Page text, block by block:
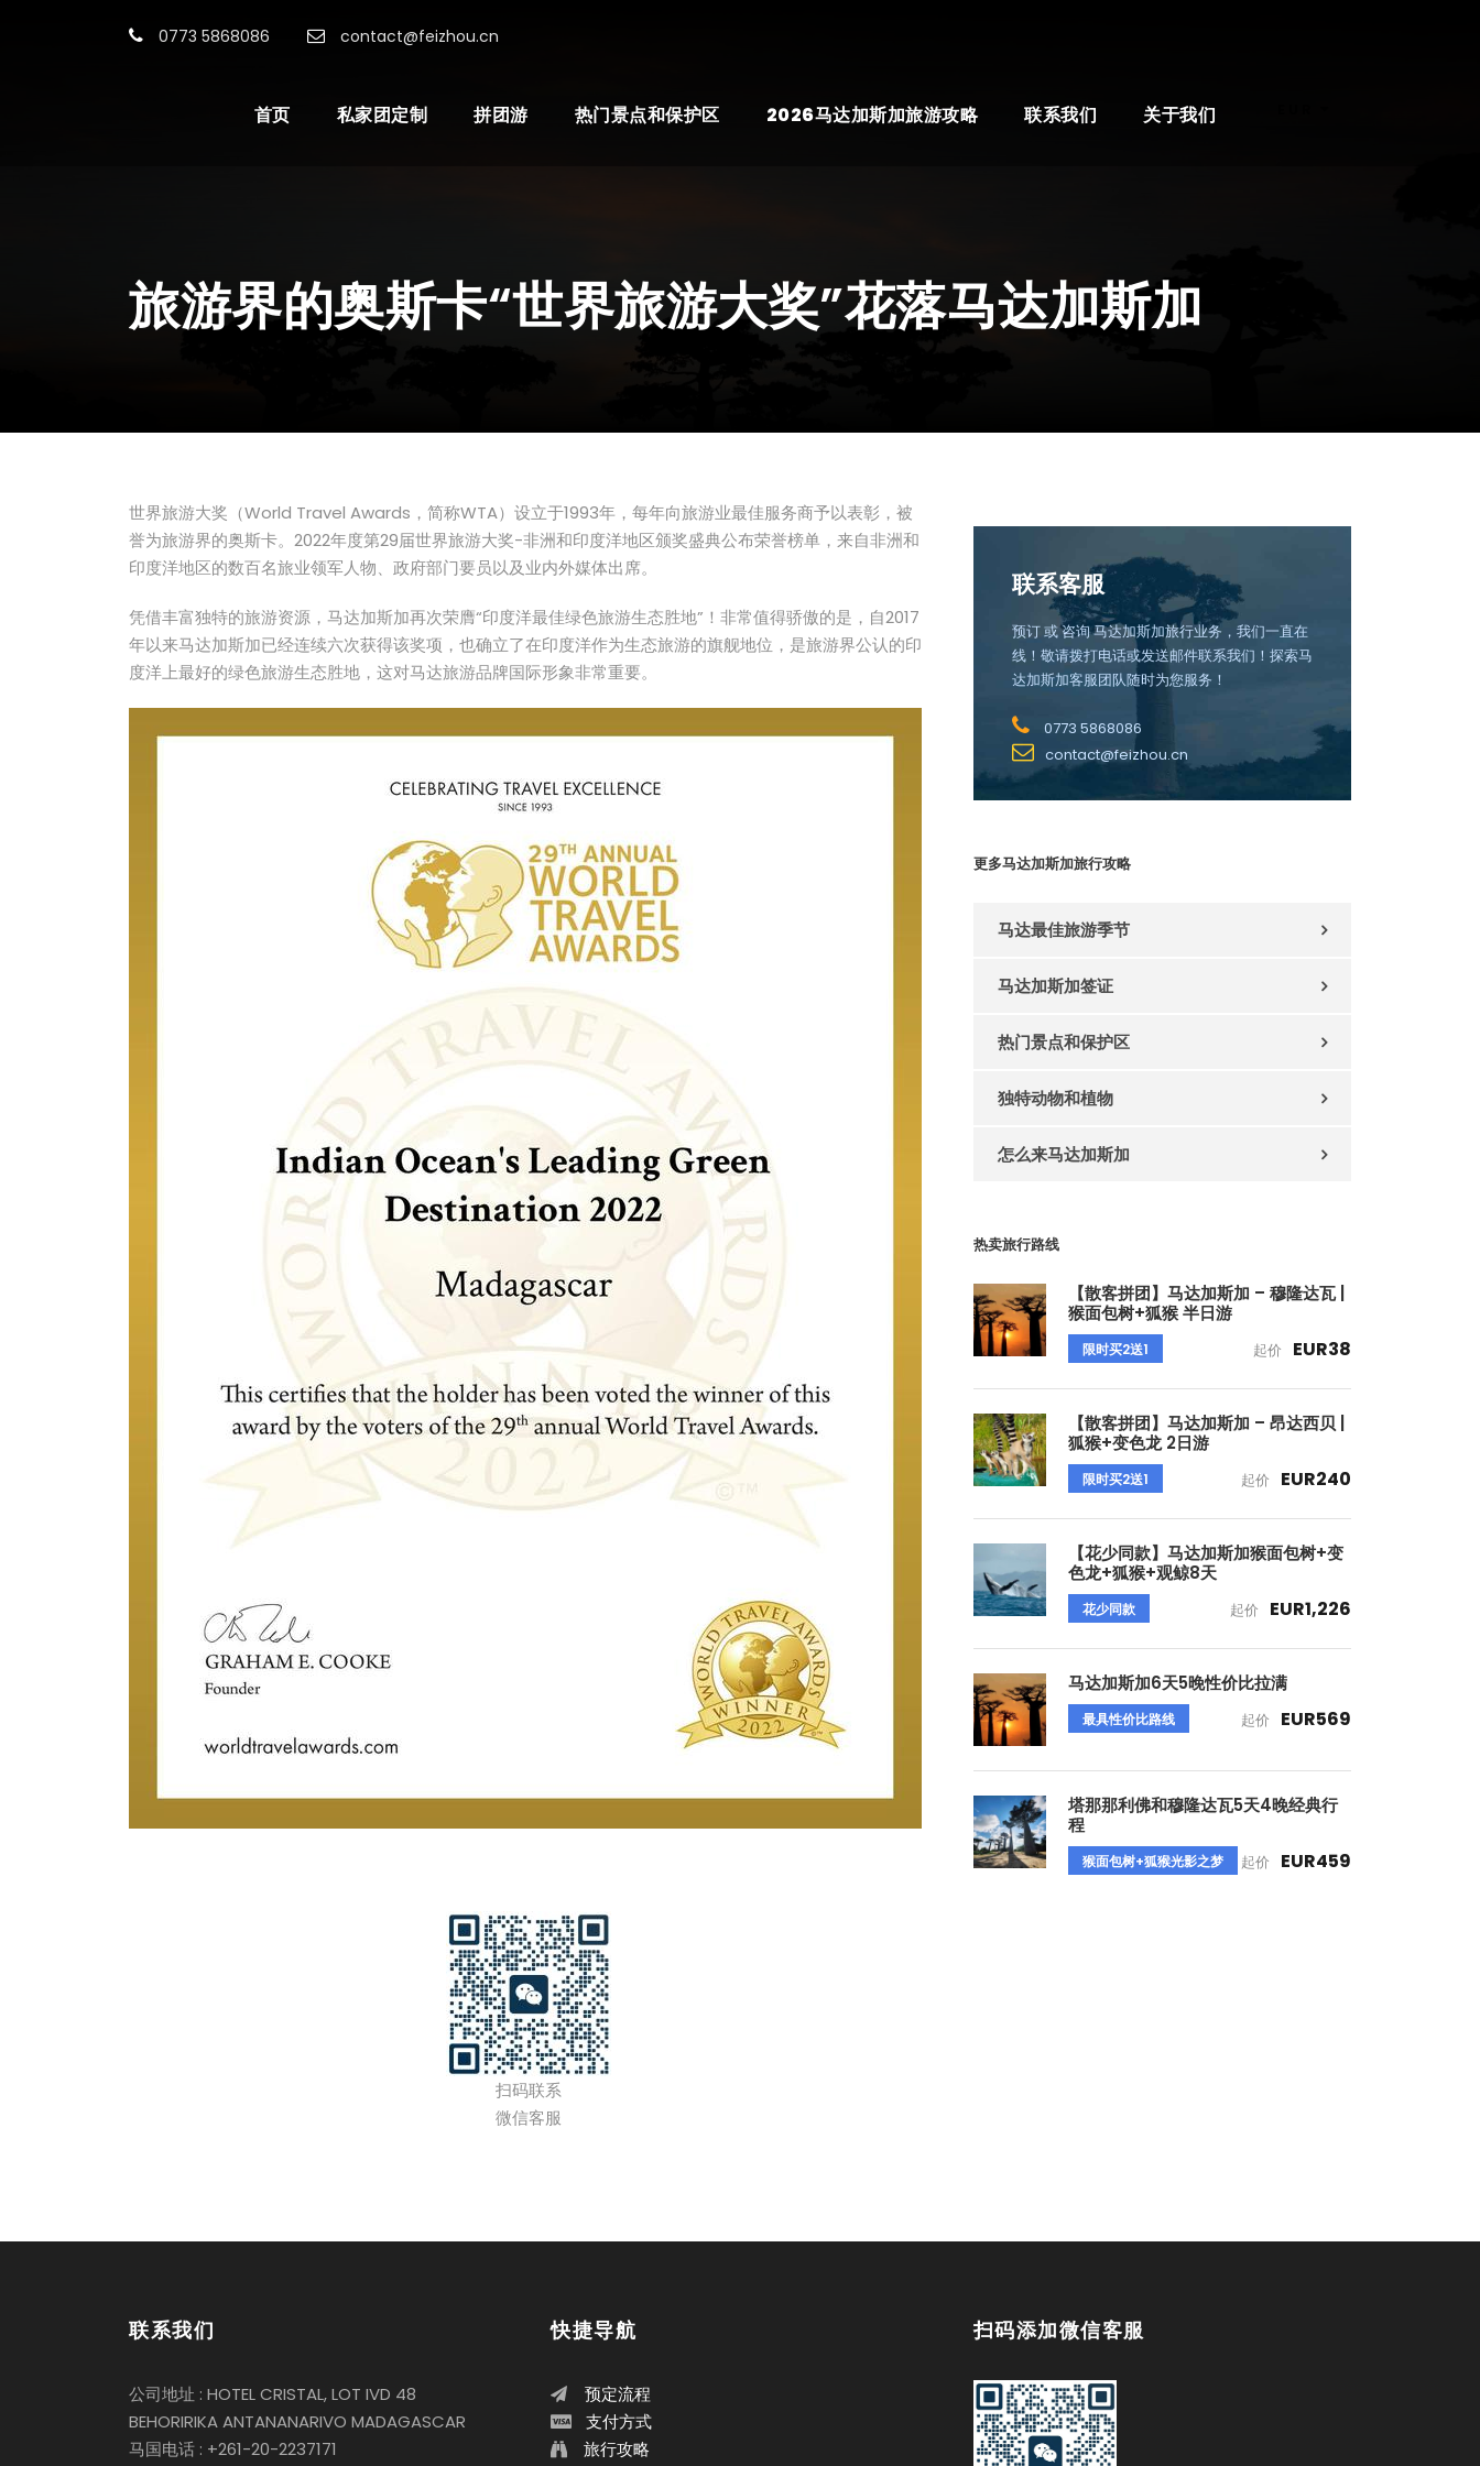
0773 5868086 contact@feizhou.cn
首页 私家团定制 拼团游 热门景点和保护区 2026马达加斯加旅游攻略 联系我们 关于我们
旅游界的奥斯卡“世界旅游大奖”花落马达加斯加
世界旅游大奖（World Travel Awards，简称WTA）设立于1993年，每年向旅游业最佳服务商予以表彰，被
誉为旅游界的奥斯卡。2022年度第29届世界旅游大奖-非洲和印度洋地区颁奖盛典公布荣誉榜单，来自非洲和
印度洋地区的数百名旅业领军人物、政府部门要员以及业内外媒体出席。
凭借丰富独特的旅游资源，马达加斯加再次荣膺“印度洋最佳绿色旅游生态胜地”！非常值得骄傲的是，自2017
年以来马达加斯加已经连续六次获得该奖项，也确立了在印度洋作为生态旅游的旗舰地位，是旅游界公认的印
度洋上最好的绿色旅游生态胜地，这对马达旅游品牌国际形象非常重要。
扫码联系
微信客服
联系客服
预订 或 咨询 马达加斯加旅行业务，我们一直在
线！敬请拨打电话或发送邮件联系我们！探索马
达加斯加客服团队随时为您服务！
0773 5868086
contact@feizhou.cn
更多马达加斯加旅行攻略
马达最佳旅游季节
马达加斯加签证
热门景点和保护区
独特动物和植物
怎么来马达加斯加
热卖旅行路线
【散客拼团】马达加斯加 – 穆隆达瓦 |
猴面包树+狐猴 半日游
限时买2送1 起价 EUR38
【散客拼团】马达加斯加 – 昂达西贝 |
狐猴+变色龙 2日游
限时买2送1 起价 EUR240
【花少同款】马达加斯加猴面包树+变
色龙+狐猴+观鲸8天
花少同款 起价 EUR1,226
马达加斯加6天5晚性价比拉满
最具性价比路线 起价 EUR569
塔那那利佛和穆隆达瓦5天4晚经典行
程
猴面包树+狐猴光影之梦 起价 EUR459
联系我们
公司地址 : HOTEL CRISTAL, LOT IVD 48
BEHORIRIKA ANTANANARIVO MADAGASCAR
马国电话 : +261-20-2237171
快捷导航
预定流程
支付方式
旅行攻略
扫码添加微信客服